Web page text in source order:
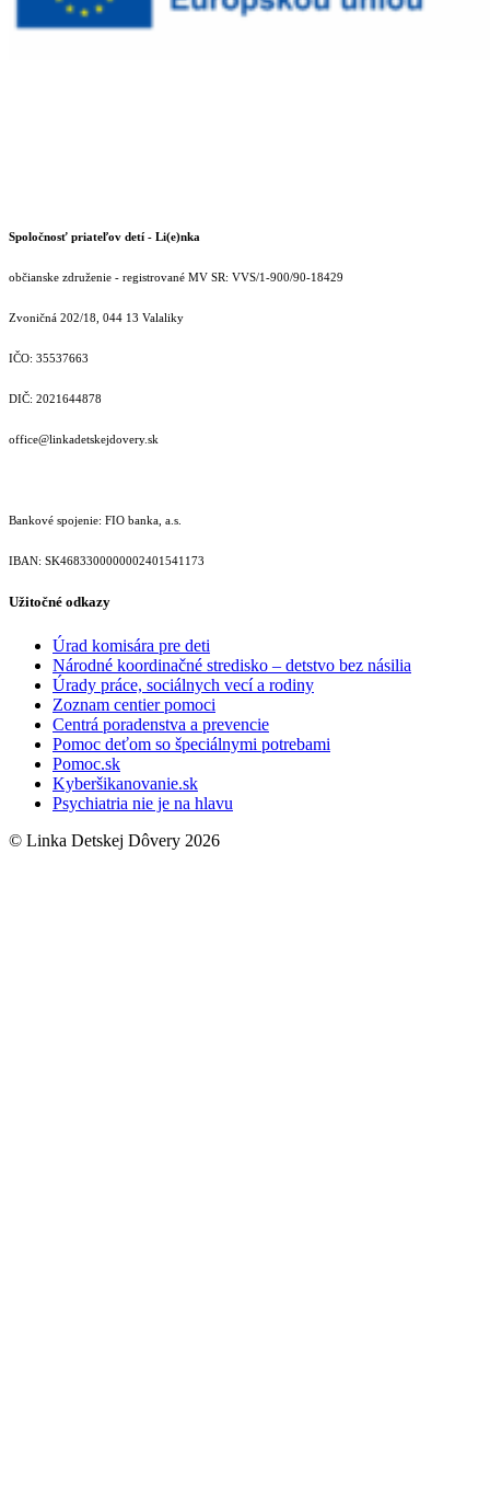
Spoločnosť priateľov detí - Li(e)nka
občianske združenie - registrované MV SR: VVS/1-900/90-18429
Zvoničná 202/18, 044 13 Valaliky
IČO: 35537663
DIČ: 2021644878
office@linkadetskejdovery.sk
Bankové spojenie: FIO banka, a.s.
IBAN: SK46833000000­02401541173
Užitočné odkazy
Úrad komisára pre deti
Národné koordinačné stredisko – detstvo bez násilia
Úrady práce, sociálnych vecí a rodiny
Zoznam centier pomoci
Centrá poradenstva a prevencie
Pomoc deťom so špeciálnymi potrebami
Pomoc.sk
Kyberšikanovanie.sk
Psychiatria nie je na hlavu
© Linka Detskej Dôvery 2026